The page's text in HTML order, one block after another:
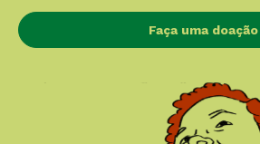
Faça uma doação